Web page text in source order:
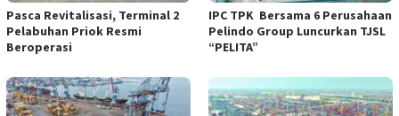
Pasca Revitalisasi, Terminal 2
Pelabuhan Priok Resmi
Beroperasi
IPC TPK Bersama 6 Perusahaan
Pelindo Group Luncurkan TJSL
“PELITA”